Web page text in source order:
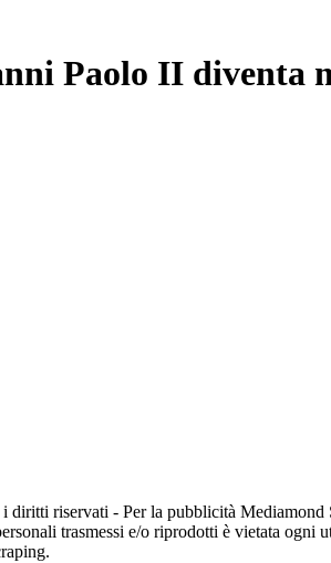
Paolo II diventa
riservati - Per la pubblicità
trasmessi e/o riprodotti è vietata ogni